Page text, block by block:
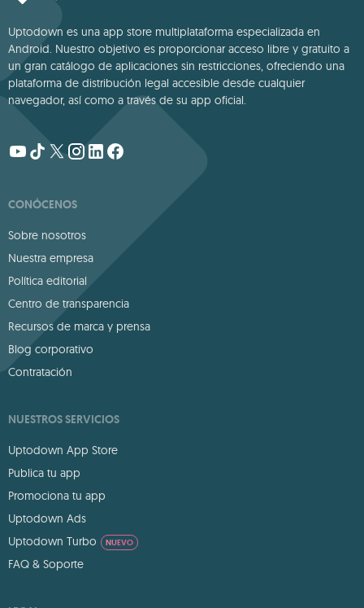
Uptodown es una app store multiplataforma especializada en
Android. Nuestro objetivo es proporcionar acceso libre y gratuito a
un gran catálogo de aplicaciones sin restricciones, ofreciendo una
plataforma de distribución legal accesible desde cualquier
navegador, así como a través de su app oficial.
CONÓCENOS
Sobre nosotros
Nuestra empresa
Política editorial
Centro de transparencia
Recursos de marca y prensa
Blog corporativo
Contratación
NUESTROS SERVICIOS
Uptodown App Store
Publica tu app
Promociona tu app
Uptodown Ads
Uptodown Turbo
NUEVO
FAQ & Soporte